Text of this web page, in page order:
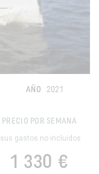
AÑO 2021
PRECIO POR SEMANA
sus gastos no incluidos
1 330 €